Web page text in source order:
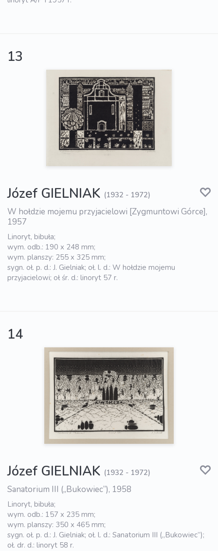
13
Józef GIELNIAK (1932 - 1972)
W hołdzie mojemu przyjacielowi [Zygmuntowi Górce],
1957
Linoryt, bibuła;
wym. odb.: 190 x 248 mm;
wym. planszy: 255 x 325 mm;
sygn. oł. p. d.: J. Gielniak; oł. l. d.: W hołdzie mojemu
przyjacielowi; oł śr. d.: linoryt 57 r.
14
Józef GIELNIAK (1932 - 1972)
Sanatorium III („Bukowiec”), 1958
Linoryt, bibuła;
wym. odb.: 157 x 235 mm;
wym. planszy: 350 x 465 mm;
sygn. oł. p. d.: J. Gielniak; oł. l. d.: Sanatorium III („Bukowiec”);
oł. dr. d.: linoryt 58 r.